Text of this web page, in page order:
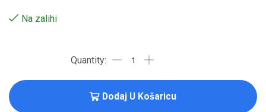
Na zalihi
Dodaj U Košaricu